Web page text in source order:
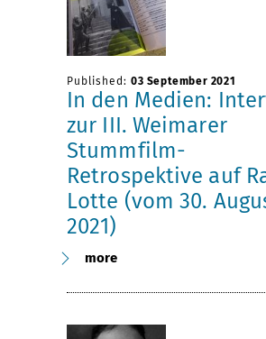
Published: 03 September 2021
In den Medien:
zur III. Weimarer
Stummfilm-
Retrospektive auf
Lotte (vom 30.
2021)
more